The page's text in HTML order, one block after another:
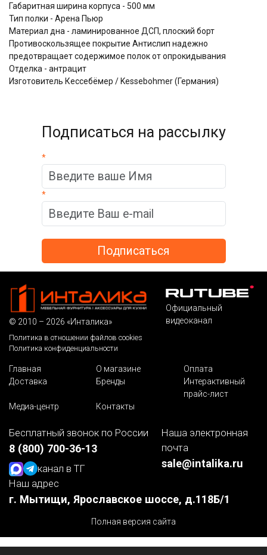
Габаритная ширина корпуса - 500 мм
Тип полки - Арена Пьюр
Материал дна - ламинированное ДСП, плоский борт
Противоскользящее покрытие Антислип надежно
предотвращает содержимое полок от опрокидывания
Отделка - антрацит
Изготовитель Кессебёмер / Kessebohmer (Германия)
Подписаться на рассылку
*
*
© 2010 – 2026 «Инталика»
Политика в отношении файлов cookies
Политика конфиденциальности
Официальный
видеоканал
Главная О магазине
Оплата
Доставка
Бренды
Интерактивный
прайс-лист
Медиа-центр
Контакты
Бесплатный звонок по России
8 (800) 700-36-13
канал в ТГ
Наша электронная
почта
sale@intalika.ru
Наш адрес
г. Мытищи, Ярославское шоссе, д.118Б/1
Полная версия сайта